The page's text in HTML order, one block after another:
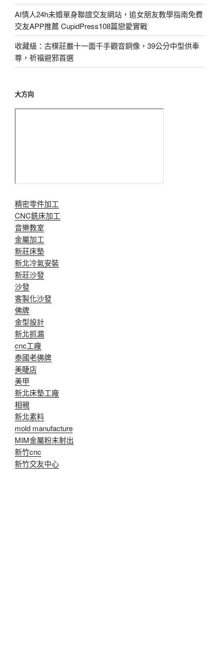
AI情人24h未婚單身聯誼交友網站，追女朋友教學指南免費
交友APP推薦 CupidPress108篇戀愛實戰
收藏級：古樸莊嚴十一面千手觀音銅像，39公分中型供奉
尊，祈福避邪首選
大方向
精密零件加工
CNC銑床加工
音樂教室
金屬加工
新莊床墊
新北冷氣安裝
新莊沙發
沙發
客製化沙發
佛牌
金型設計
新北抓漏
cnc工廠
泰國老佛牌
美睫店
美甲
新北床墊工廠
相親
新北素料
mold manufacture
MIM金屬粉末射出
新竹cnc
新竹交友中心